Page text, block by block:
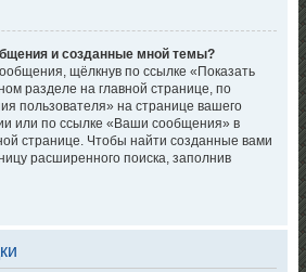
и созданные мной темы?
щёлкнув по ссылке «Показать
разделе на главной странице, по
пользователя» на странице вашего
или по ссылке «Ваши сообщения» в
странице. Чтобы найти созданные вами
расширенного поиска, заполнив